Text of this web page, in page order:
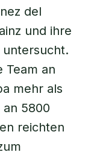
del
und ihre
untersucht.
Team an
mehr als
an 5800
reichten